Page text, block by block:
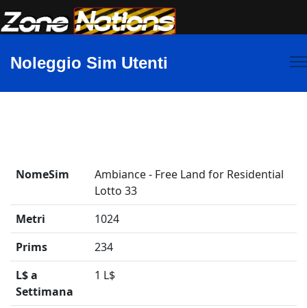
Noleggio Sim Utenti
NomeSim
Ambiance - Free Land for Residential
Lotto 33
Metri
1024
Prims
234
L$ a
Settimana
1 L$